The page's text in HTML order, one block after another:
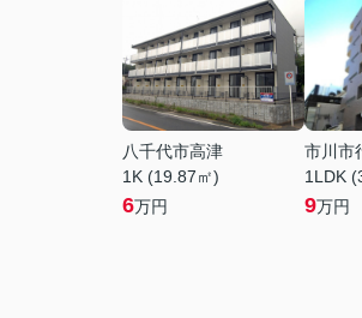
八千代市高津
1K (19.87㎡)
6万円
市川市
1LDK
9万円